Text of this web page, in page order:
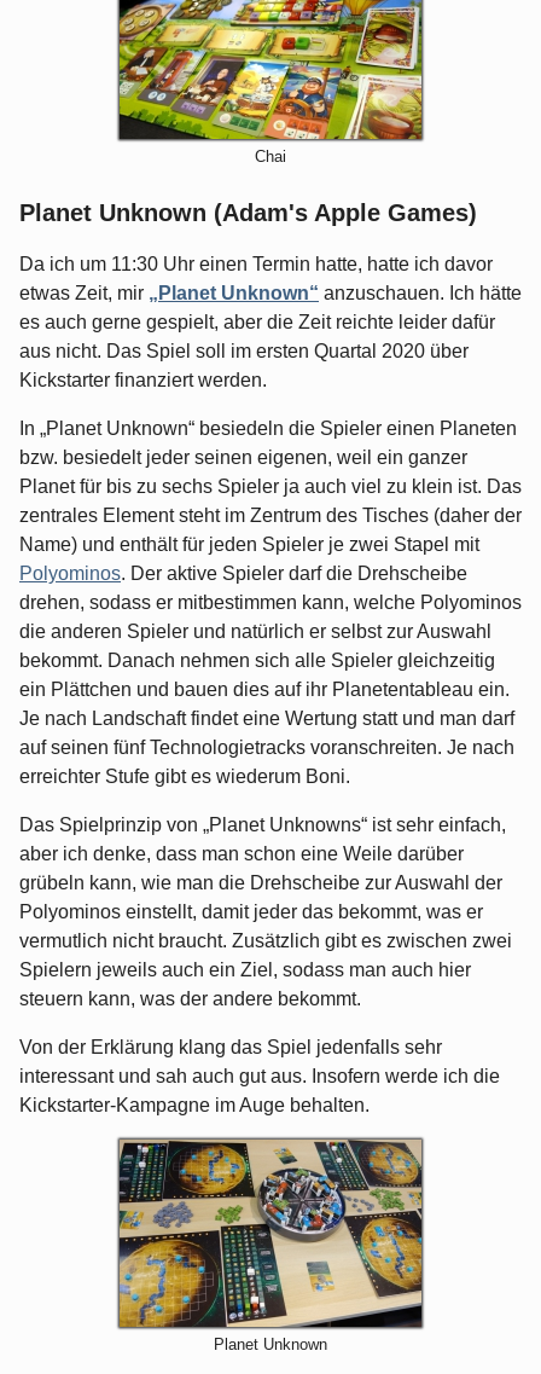
Chai
Planet Unknown (Adam's Apple Games)
Da ich um 11:30 Uhr einen Termin hatte, hatte ich davor
etwas Zeit, mir „Planet Unknown“ anzuschauen. Ich hätte
es auch gerne gespielt, aber die Zeit reichte leider dafür
aus nicht. Das Spiel soll im ersten Quartal 2020 über
Kickstarter finanziert werden.
In „Planet Unknown“ besiedeln die Spieler einen Planeten
bzw. besiedelt jeder seinen eigenen, weil ein ganzer
Planet für bis zu sechs Spieler ja auch viel zu klein ist. Das
zentrales Element steht im Zentrum des Tisches (daher der
Name) und enthält für jeden Spieler je zwei Stapel mit
Polyominos. Der aktive Spieler darf die Drehscheibe
drehen, sodass er mitbestimmen kann, welche Polyominos
die anderen Spieler und natürlich er selbst zur Auswahl
bekommt. Danach nehmen sich alle Spieler gleichzeitig
ein Plättchen und bauen dies auf ihr Planetentableau ein.
Je nach Landschaft findet eine Wertung statt und man darf
auf seinen fünf Technologietracks voranschreiten. Je nach
erreichter Stufe gibt es wiederum Boni.
Das Spielprinzip von „Planet Unknowns“ ist sehr einfach,
aber ich denke, dass man schon eine Weile darüber
grübeln kann, wie man die Drehscheibe zur Auswahl der
Polyominos einstellt, damit jeder das bekommt, was er
vermutlich nicht braucht. Zusätzlich gibt es zwischen zwei
Spielern jeweils auch ein Ziel, sodass man auch hier
steuern kann, was der andere bekommt.
Von der Erklärung klang das Spiel jedenfalls sehr
interessant und sah auch gut aus. Insofern werde ich die
Kickstarter-Kampagne im Auge behalten.
Planet Unknown